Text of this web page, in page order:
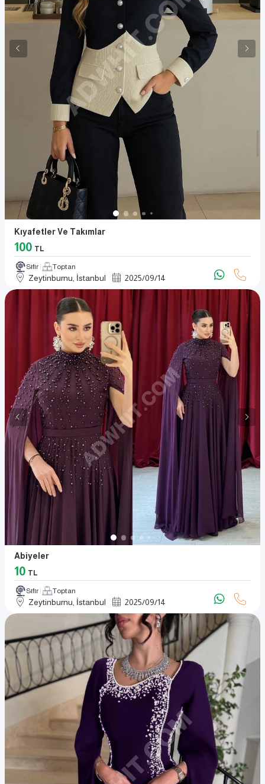
Kıyafetler Ve Takımlar
100 TL
Sıfır Toptan
Zeytinburnu, İstanbul 2025/09/14
Abiyeler
10 TL
Sıfır Toptan
Zeytinburnu, İstanbul 2025/09/14